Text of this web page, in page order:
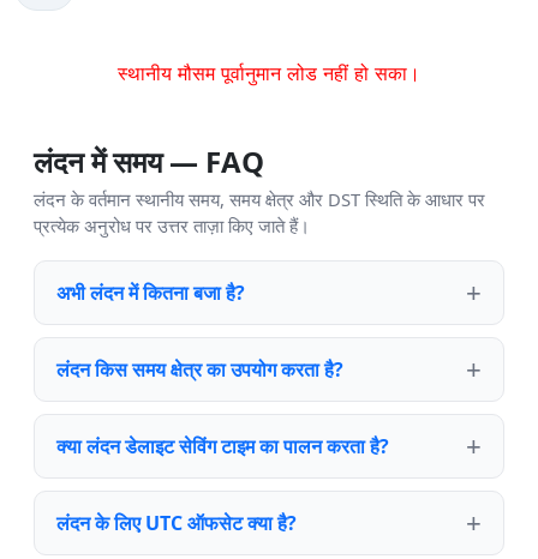
स्थानीय मौसम पूर्वानुमान लोड नहीं हो सका।
लंदन में समय — FAQ
लंदन के वर्तमान स्थानीय समय, समय क्षेत्र और DST स्थिति के आधार पर
प्रत्येक अनुरोध पर उत्तर ताज़ा किए जाते हैं।
अभी लंदन में कितना बजा है?
लंदन किस समय क्षेत्र का उपयोग करता है?
क्या लंदन डेलाइट सेविंग टाइम का पालन करता है?
लंदन के लिए UTC ऑफसेट क्या है?